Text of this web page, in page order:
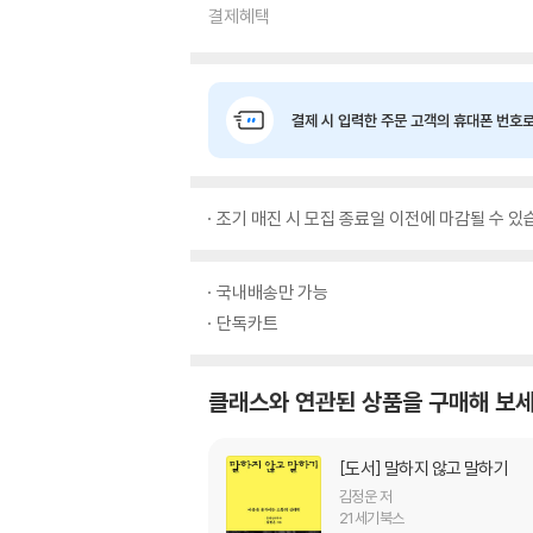
결제혜택
결제 시 입력한 주문 고객의 휴대폰 번호
조기 매진 시 모집 종료일 이전에 마감될 수 있
국내배송만 가능
단독카트
클래스와 연관된 상품을 구매해 보
[도서] 말하지 않고 말하기
김정운 저
21세기북스